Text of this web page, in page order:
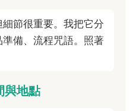
節很重要。我把它分
備、流程咒語。照著
與地點